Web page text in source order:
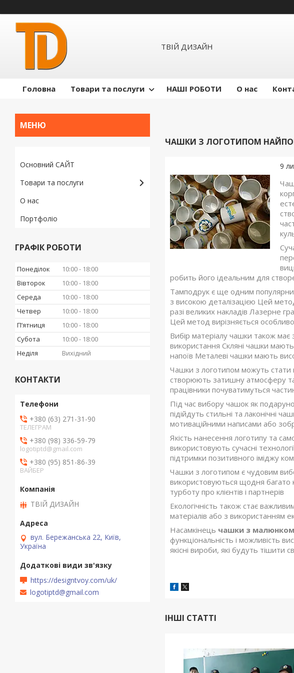
ТВІЙ ДИЗАЙН
Головна Товари та послуги НАШІ РОБОТИ О нас
ЧАШКИ З ЛОГОТИПОМ
9
робить його ідеальним для
Тамподрук є ще одним
з високою деталізацією Цей
разі великих накладів Лазерне
Цей метод вирізняється
Вибір матеріалу чашки також
використання Скляні чашки
напоїв Металеві чашки мають
Чашки з логотипом можуть стати
створюють затишну атмосферу
працівники почуватимуться
Під час вибору чашок як
підійдуть стильні та лаконічні
мотиваційними написами або
Якість нанесення логотипу та
використовують сучасні
підтримки позитивного іміджу
Чашки з логотипом є чудовим
використовуються щодня багато
турботу про клієнтів і партнерів
Екологічність також стає
матеріалів або з використанням
Насамкінець чашки з малюнком
функціональність і можливість
якісні вироби, які будуть тішити
ІНШІ СТАТТІ
Основний САЙТ
Товари та послуги
О нас
Портфоліо
ГРАФІК РОБОТИ
Понеділок 10:00
18:00
Вівторок
10:00
18:00
Середа
10:00
18:00
Четвер
10:00
18:00
Пʼятниця
10:00
18:00
Субота
10:00
18:00
Неділя
Вихідний
КОНТАКТИ
+380 (63) 271-31-90
ТЕЛЕГРАМ
+380 (98) 336-59-79
logotiptd@gmail.com
+380 (95) 851-86-39
ВАЙБЕР
ТВІЙ ДИЗАЙН
вул. Бережанська 22, Київ,
Україна
https://designtvoy.com/uk/
logotiptd@gmail.com